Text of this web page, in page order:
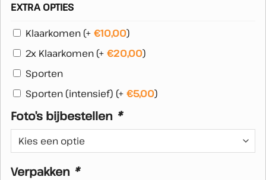
EXTRA OPTIES
Klaarkomen (+ €10,00)
2x Klaarkomen (+ €20,00)
Sporten
Sporten (intensief) (+ €5,00)
Foto’s bijbestellen *
Verpakken *